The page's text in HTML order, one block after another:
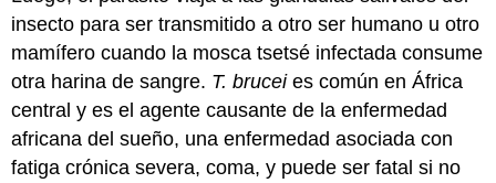
insecto para ser transmitido a otro ser humano u otro
mamífero cuando la mosca tsetsé infectada consume
otra harina de sangre. T. bruceies común en África
central y es el agente causante de la enfermedad
africana del sueño, una enfermedad asociada con
fatiga crónica severa, coma, y puede ser fatal si no